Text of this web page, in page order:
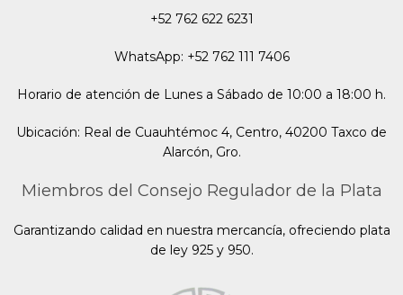
+52 762 622 6231
WhatsApp: +52 762 111 7406
Horario de atención de Lunes a Sábado de 10:00 a 18:00 h.
Ubicación: Real de Cuauhtémoc 4, Centro, 40200 Taxco de
Alarcón, Gro.
Miembros del Consejo Regulador de la Plata
Garantizando calidad en nuestra mercancía, ofreciendo plata
de ley 925 y 950.